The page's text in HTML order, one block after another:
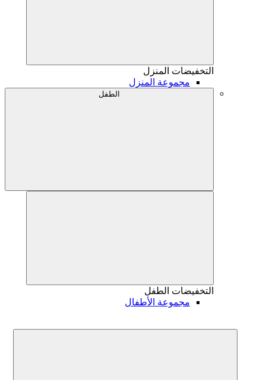
التخفيضات المنزل
مجموعة المنزل
الطفل
التخفيضات الطفل
مجموعة الأطفال